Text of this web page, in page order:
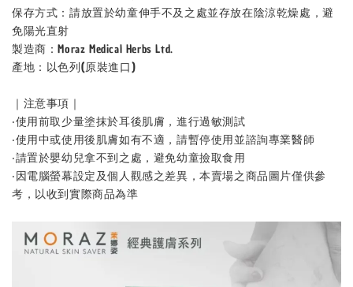
保存⽅式：請放置於幼童伸手不及之處並存放在陰涼乾燥處，避
免陽光直射
製造商：Moraz Medical Herbs Ltd.
產地：以色列(原裝進口)
｜注意事項｜
‧使用前取少量塗抹於耳後肌膚，進行過敏測試
‧使用中或使用後肌膚如有不適，請暫停使用並諮詢專業醫師
‧請置於嬰幼兒拿不到之處，避免幼童撿取食用
‧因電腦螢幕設定及個人觀感之差異，本賣場之商品圖片僅供參
考，以收到實際商品為準